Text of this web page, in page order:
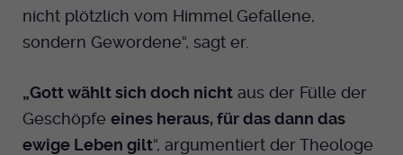
nicht plötzlich vom Himmel Gefallene,
sondern Gewordene“, sagt er.
„Gott wählt sich doch nicht aus der Fülle der
Geschöpfe eines heraus, für das dann das
ewige Leben gilt“, argumentiert der Theologe
Anbieter EKHN
Zweck
Webseite.